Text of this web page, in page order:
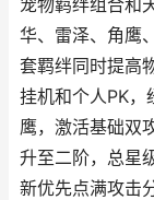
宠物羁绊组合和
华、雷泽、角鹰
套羁绊同时提高
挂机和个人PK，
鹰，激活基础双
升至二阶，总星
新优先点满攻击